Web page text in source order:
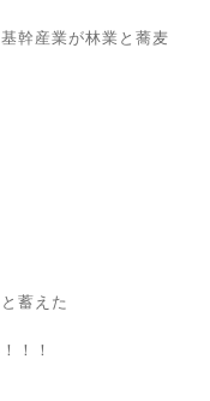
幹産業が林業と蕎麦
蓄えた
！！